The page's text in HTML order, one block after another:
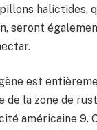
halictides,
seront
est
de la zone de
américaine 9.